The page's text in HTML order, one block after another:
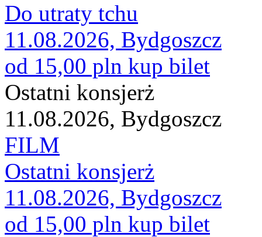
Do utraty tchu
11.08.2026, Bydgoszcz
od 15,00 pln kup bilet
Ostatni konsjerż
11.08.2026, Bydgoszcz
FILM
Ostatni konsjerż
11.08.2026, Bydgoszcz
od 15,00 pln kup bilet